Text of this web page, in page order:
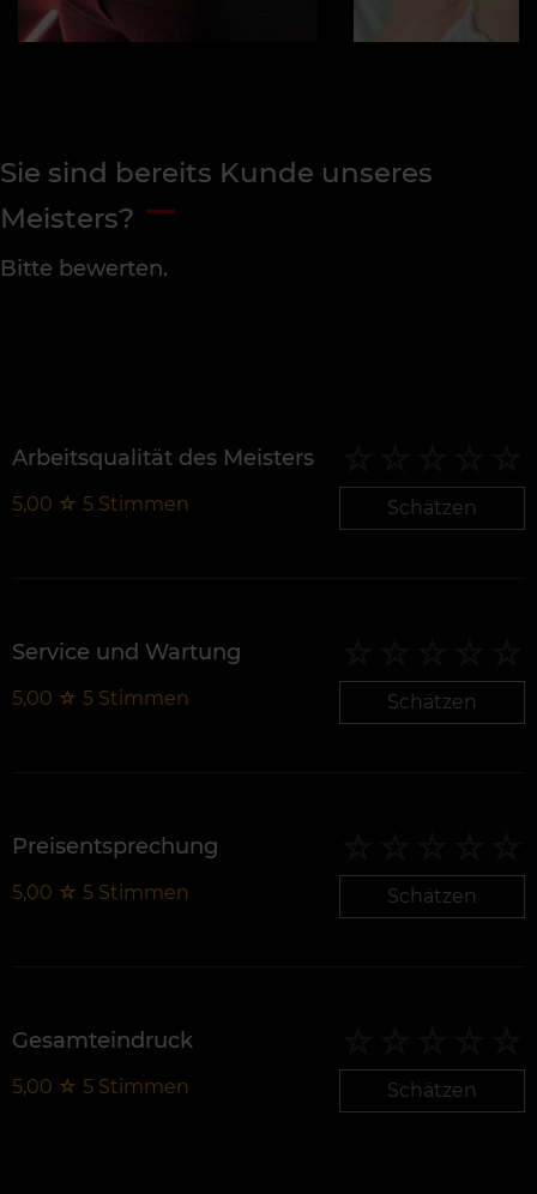
Sie sind bereits Kunde unseres
Meisters?
Bitte bewerten.
Arbeitsqualität des Meisters
5,00 ☆ 5 Stimmen Schätzen
Service und Wartung
5,00 ☆ 5 Stimmen Schätzen
Preisentsprechung
5,00 ☆ 5 Stimmen Schätzen
Gesamteindruck
5,00 ☆ 5 Stimmen Schätzen